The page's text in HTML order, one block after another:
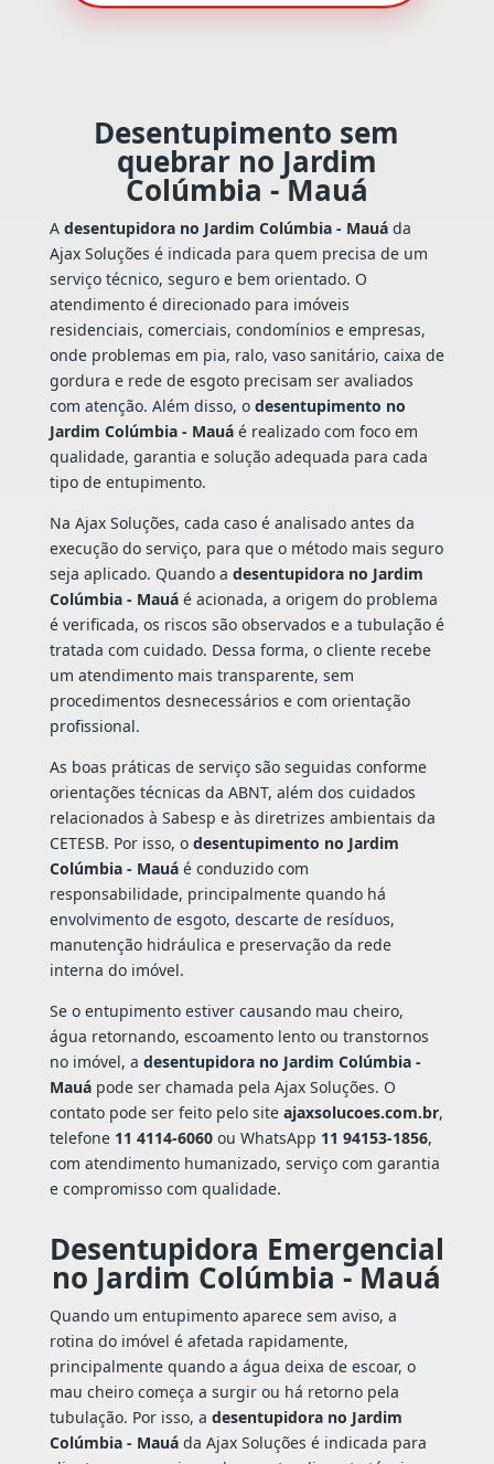
Desentupimento sem
quebrar no Jardim
Colúmbia - Mauá
A desentupidora no Jardim Colúmbia - Mauáda
Ajax Soluções é indicada para quem precisa de um
serviço técnico, seguro e bem orientado. O
atendimento é direcionado para imóveis
residenciais, comerciais, condomínios e empresas,
onde problemas em pia, ralo, vaso sanitário, caixa de
gordura e rede de esgoto precisam ser avaliados
com atenção. Além disso, o desentupimento no
Jardim Colúmbia - Mauáé realizado com foco em
qualidade, garantia e solução adequada para cada
tipo de entupimento.
Na Ajax Soluções, cada caso é analisado antes da
execução do serviço, para que o método mais seguro
seja aplicado. Quando a desentupidora no Jardim
Colúmbia - Mauáé acionada, a origem do problema
é verificada, os riscos são observados e a tubulação é
tratada com cuidado. Dessa forma, o cliente recebe
um atendimento mais transparente, sem
procedimentos desnecessários e com orientação
profissional.
As boas práticas de serviço são seguidas conforme
orientações técnicas da ABNT, além dos cuidados
relacionados à Sabesp e às diretrizes ambientais da
CETESB. Por isso, o desentupimento no Jardim
Colúmbia - Mauáé conduzido com
responsabilidade, principalmente quando há
envolvimento de esgoto, descarte de resíduos,
manutenção hidráulica e preservação da rede
interna do imóvel.
Se o entupimento estiver causando mau cheiro,
água retornando, escoamento lento ou transtornos
no imóvel, a desentupidora no Jardim Colúmbia -
Mauápode ser chamada pela Ajax Soluções. O
contato pode ser feito pelo site ajaxsolucoes.com.br,
telefone 11 4114-6060ou WhatsApp 11 94153-1856,
com atendimento humanizado, serviço com garantia
e compromisso com qualidade.
Desentupidora Emergencial
no Jardim Colúmbia - Mauá
Quando um entupimento aparece sem aviso, a
rotina do imóvel é afetada rapidamente,
principalmente quando a água deixa de escoar, o
mau cheiro começa a surgir ou há retorno pela
tubulação. Por isso, a desentupidora no Jardim
Colúmbia - Mauáda Ajax Soluções é indicada para